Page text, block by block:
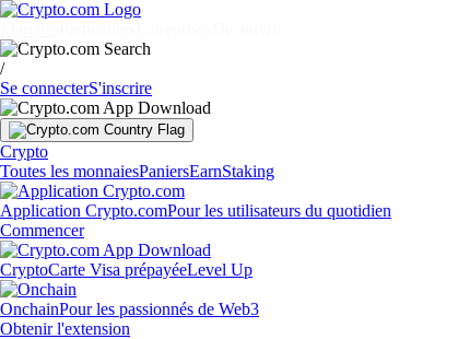
/
Se connecterS'inscrire
Crypto
Toutes les monnaiesPaniersEarnStaking
Application Crypto.comPour les utilisateurs du quotidien
Commencer
CryptoCarte Visa prépayéeLevel Up
OnchainPour les passionnés de Web3
Obtenir l'extension